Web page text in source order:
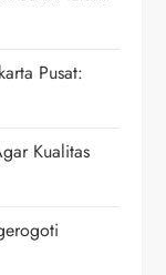
Pusat:
Kualitas